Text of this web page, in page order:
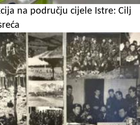
na području cijele Istre: Cilj